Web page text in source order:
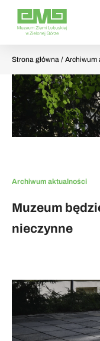
Strona główna / Archiwum
Archiwum aktualności
Muzeum
nieczynne